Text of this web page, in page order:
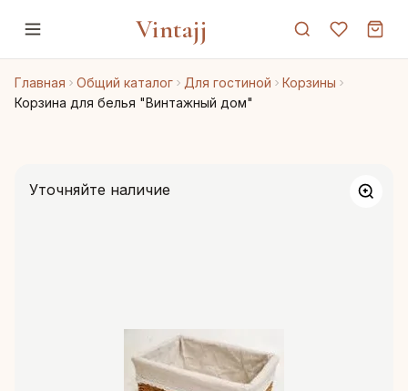
Vintajj
Главная Общий каталог Для гостиной
Корзины
Корзина для белья "Винтажный дом"
Уточняйте наличие